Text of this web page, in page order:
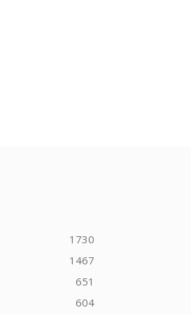
1730
1467
651
604